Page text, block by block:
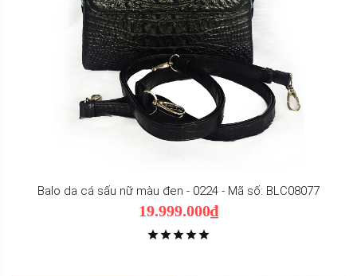
Balo da cá sấu nữ màu đen - 0224 - Mã số: BLC08077
19.999.000₫